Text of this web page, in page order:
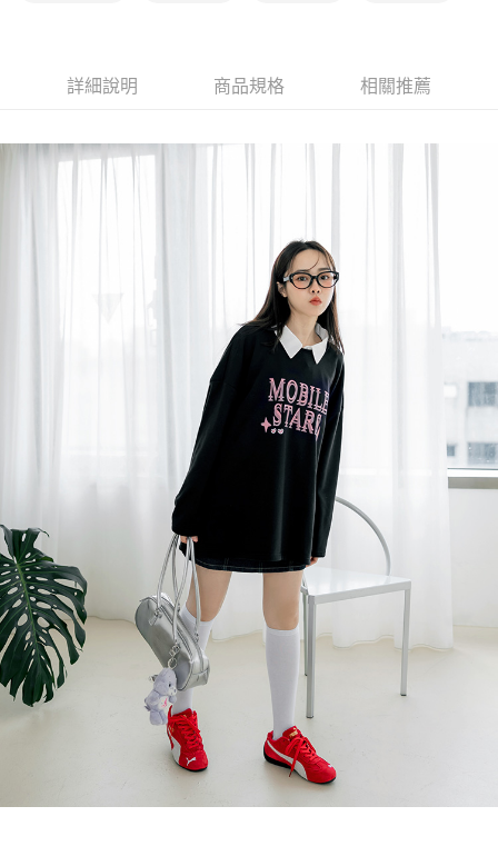
詳細說明 商品規格 相關推薦